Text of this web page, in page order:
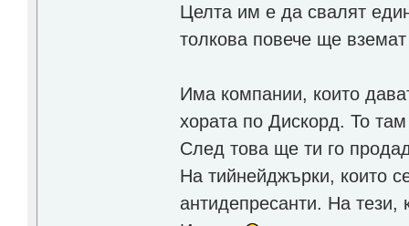
Целта им е да свалят
толкова повече ще вземат
Има компании, които
хората по Дискорд. То
След това ще ти го
На тийнейджърки, които
антидепресанти. На тези,